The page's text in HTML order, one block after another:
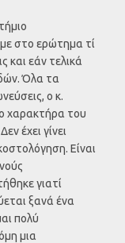
στο ερώτημα τί
και εάν τελικά
Όλα τα
ο κ.
χαρακτήρα του
έχει γίνει
Είναι
γιατί
ξανά ένα
πολύ
μια